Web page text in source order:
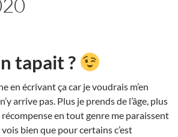
tapait ?
en écrivant ça car je voudrais m’en
arrive pas. Plus je prends de l’âge, plus
en tout genre me paraissent
bien que pour certains c’est